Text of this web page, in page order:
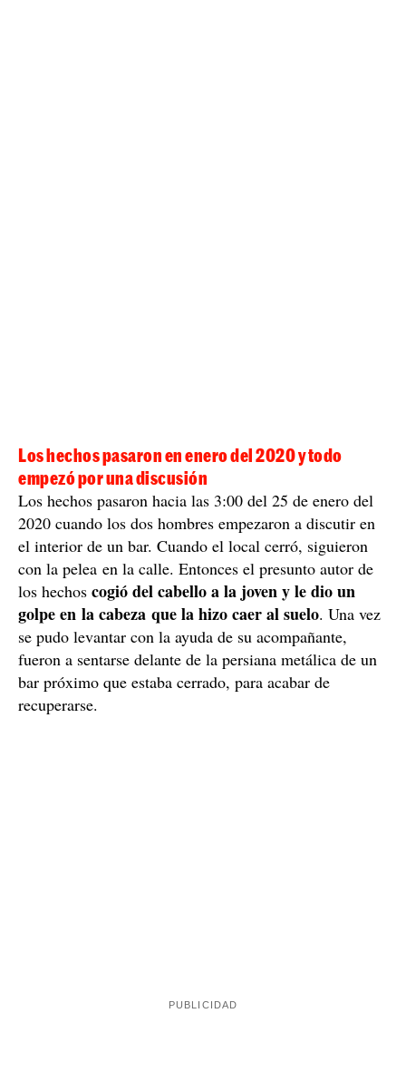
Los hechos pasaron en enero del 2020 y todo
empezó por una discusión
Los hechos pasaron hacia las 3:00 del 25 de enero del
2020 cuando los dos hombres empezaron a discutir en
el interior de un bar. Cuando el local cerró, siguieron
con la pelea en la calle. Entonces el presunto autor de
los hechos cogió del cabello a la joven y le dio un
golpe en la cabeza que la hizo caer al suelo. Una vez
se pudo levantar con la ayuda de su acompañante,
fueron a sentarse delante de la persiana metálica de un
bar próximo que estaba cerrado, para acabar de
recuperarse.